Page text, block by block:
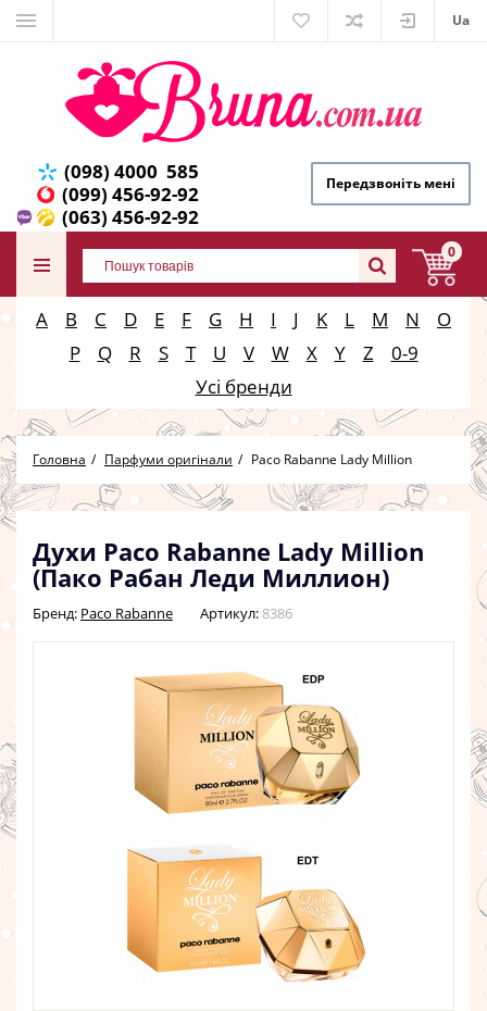
Ua
(098) 4000 585
(099) 456-92-92
(063) 456-92-92
Передзвоніть мені
0
A B C D E F G H I J K L M N
O
P
Q R S T U V W X Y Z
0-9
Усі бренди
Головна Парфуми оригінали Paco Rabanne Lady Million
Духи Paco Rabanne Lady Million
(Пако Рабан Леди Миллион)
Бренд: Paco Rabanne Артикул:8386